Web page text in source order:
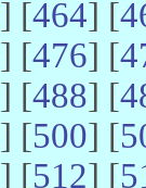
] [464] [
] [476] [
] [488] [
] [500] [
] [512] [